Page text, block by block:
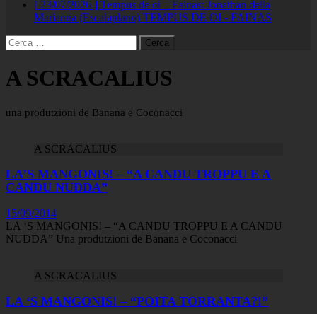
[ 23/07/2026 ] Tempus de oi – Fainas: Jonathan della
Marianna (Escalaplano) TEMPUS DE OI - FAINAS
Ricerca
per:
A SCRACALIUS
una produtzioni de Banana e Coconacci
A SCRACALIUS
LA’S MANGONIS! – “A CANDU TROPPU E A
CANDU NUDDA”
15/09/2014
LA ‘S MANGONIS! – “A CANDU TROPPU E A CANDU
NUDDA” Una produtzioni de Banana e Coconacci
A SCRACALIUS
LA ‘S MANGONIS! – “POITA TORRANTA?!”